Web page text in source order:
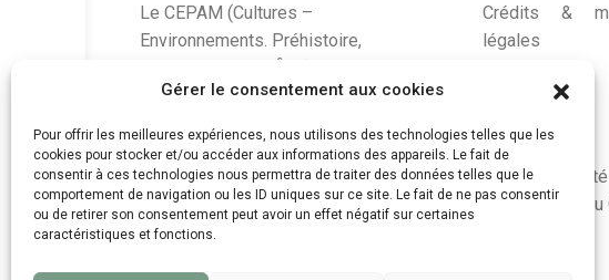
Gérer le consentement aux cookies
Pour offrir les meilleures expériences, nous utilisons des technologies telles que les
cookies pour stocker et/ou accéder aux informations des appareils. Le fait de
consentir à ces technologies nous permettra de traiter des données telles que le
comportement de navigation ou les ID uniques sur ce site. Le fait de ne pas consentir
ou de retirer son consentement peut avoir un effet négatif sur certaines
caractéristiques et fonctions.
Le CEPAM (Cultures –
Environnements. Préhistoire,
mixte de recherche CNRS – UNS qui
la connaissance des sociétés du
passé, de leurs modes de
fonctionnement, de leur évolution et
de leur relation à l’environnement.
Crédits &
légales
Plan du site
Accessibilité
Conçu et
du Kit Labos du